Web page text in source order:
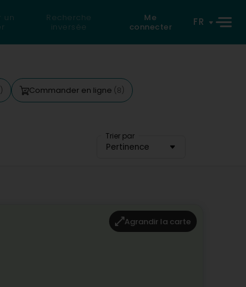
un
Recherche
inversée
Me
connecter
FR
Commander en ligne (8)
Trier par
Pertinence
Agrandir la carte